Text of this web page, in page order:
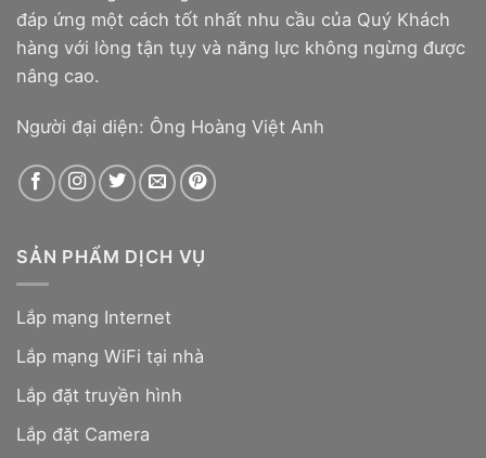
đáp ứng một cách tốt nhất nhu cầu của Quý Khách
hàng với lòng tận tụy và năng lực không ngừng được
nâng cao.
Người đại diện: Ông Hoàng Việt Anh
SẢN PHẨM DỊCH VỤ
Lắp mạng Internet
Lắp mạng WiFi tại nhà
Lắp đặt truyền hình
Lắp đặt Camera